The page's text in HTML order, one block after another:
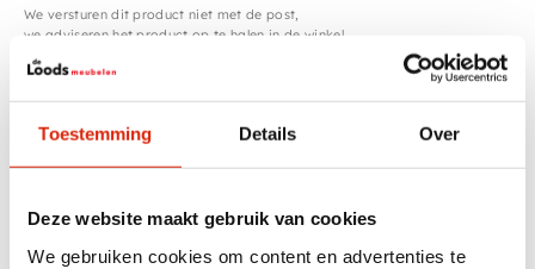
Toestemming Details Over
Deze website maakt gebruik van cookies
We gebruiken cookies om content en advertenties te
We versturen dit product niet met de post,
we adviseren het product op te halen in de winkel.
Dan kunt u ook zelf de mooiste uit kiezen.
Specificaties